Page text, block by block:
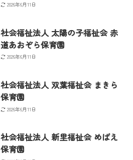
2026年6月11日
社会福祉法人 太陽の子福祉会 赤
道あおぞら保育園
2026年6月11日
社会福祉法人 双葉福祉会 まきら
保育園
2026年6月11日
社会福祉法人 新里福祉会 めばえ
保育園